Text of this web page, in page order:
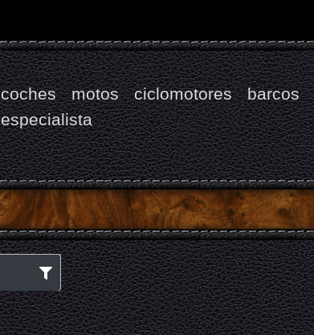
coches motos ciclomotores barcos
especialista